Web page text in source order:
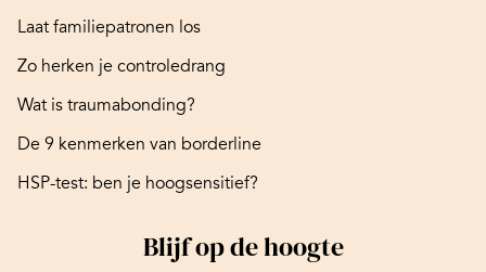
Laat familiepatronen los
Zo herken je controledrang
Wat is traumabonding?
De 9 kenmerken van borderline
HSP-test: ben je hoogsensitief?
Blijf op de hoogte